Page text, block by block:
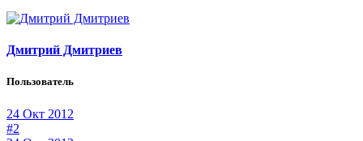
Дмитрий Дмитриев
Пользователь
24 Окт 2012
#2